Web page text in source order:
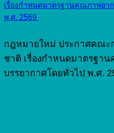
เรื่องกำหนดมาตรฐานคุณภาพอา
พ.ศ. 2569
กฎหมายใหม่ ประกาศคณะ
ชาติ เรื่องกำหนดมาตรฐา
บรรยากาศโดยทั่วไป พ.ศ.